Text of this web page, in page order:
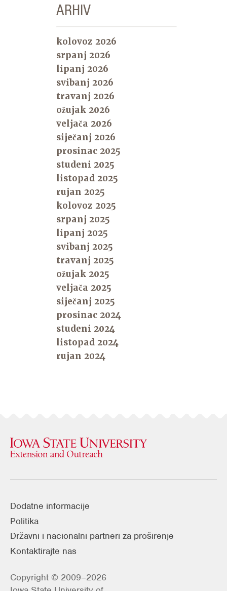
ARHIV
kolovoz 2026
srpanj 2026
lipanj 2026
svibanj 2026
travanj 2026
ožujak 2026
veljača 2026
siječanj 2026
prosinac 2025
studeni 2025
listopad 2025
rujan 2025
kolovoz 2025
srpanj 2025
lipanj 2025
svibanj 2025
travanj 2025
ožujak 2025
veljača 2025
siječanj 2025
prosinac 2024
studeni 2024
listopad 2024
rujan 2024
Dodatne informacije
Politika
Državni i nacionalni partneri za proširenje
Kontaktirajte nas
Copyright © 2009–2026